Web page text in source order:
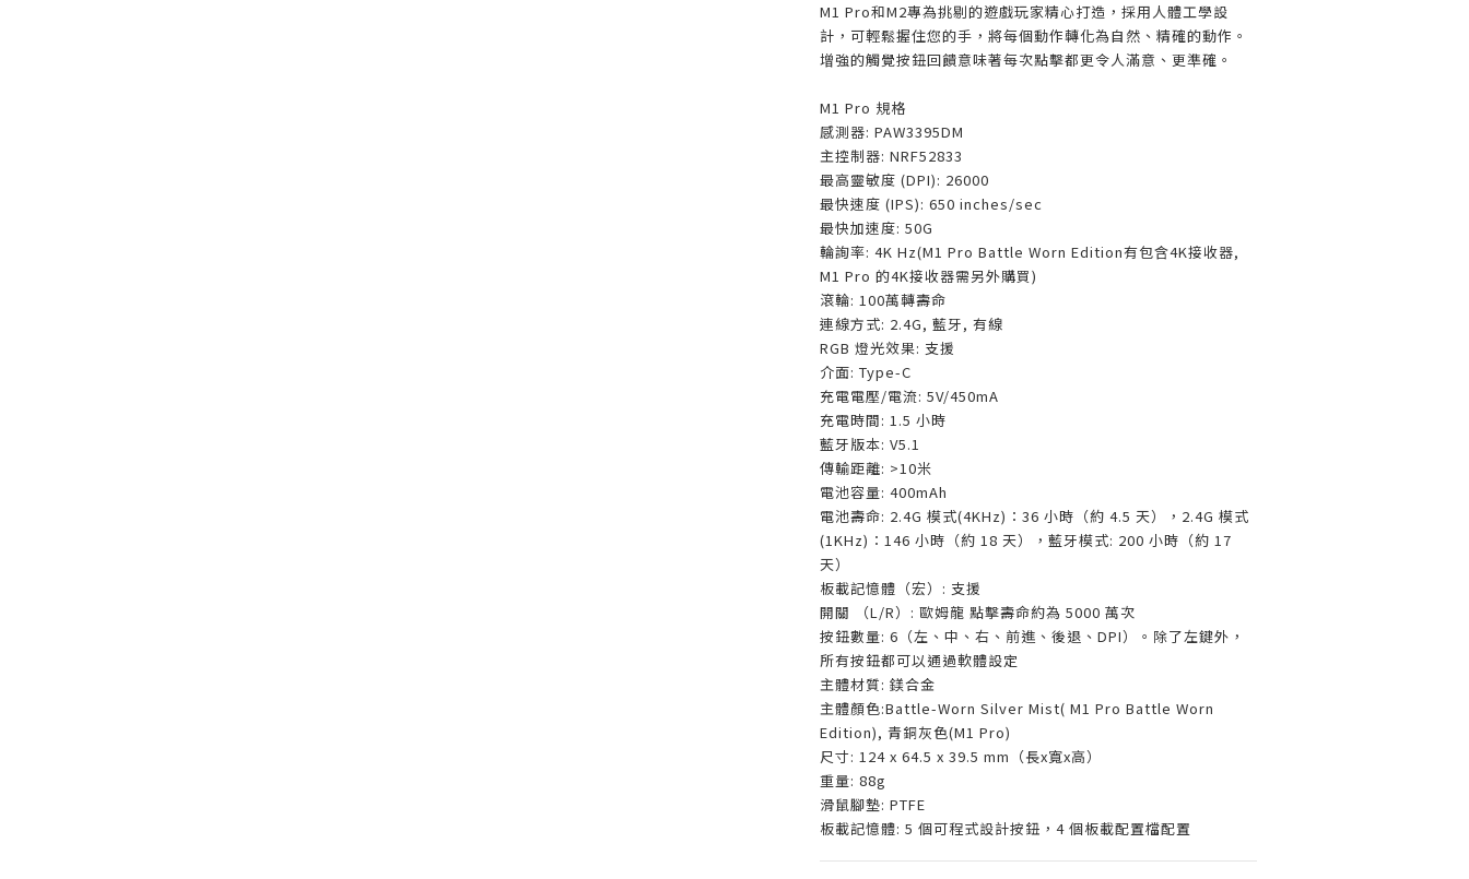
M1 Pro和M2專為挑剔的遊戲玩家精心打造，採用人體工學設
計，可輕鬆握住您的手，將每個動作轉化為自然、精確的動作。
增強的觸覺按鈕回饋意味著每次點擊都更令人滿意、更準確。
M1 Pro 規格
感測器: PAW3395DM
主控制器: NRF52833
最高靈敏度 (DPI): 26000
最快速度 (IPS): 650 inches/sec
最快加速度: 50G
輪詢率: 4K Hz(M1 Pro Battle Worn Edition有包含4K接收器,
M1 Pro 的4K接收器需另外購買)
滾輪: 100萬轉壽命
連線方式: 2.4G, 藍牙, 有線
RGB 燈光效果: 支援
介面: Type-C
充電電壓/電流: 5V/450mA
充電時間: 1.5 小時
藍牙版本: V5.1
傳輸距離: >10米
電池容量: 400mAh
電池壽命: 2.4G 模式(4KHz)：36 小時（約 4.5 天），2.4G 模式
(1KHz)：146 小時（約 18 天），藍牙模式: 200 小時（約 17
天）
板載記憶體（宏）: 支援
開關 （L/R）: 歐姆龍 點擊壽命約為 5000 萬次
按鈕數量: 6（左、中、右、前進、後退、DPI）。除了左鍵外，
所有按鈕都可以通過軟體設定
主體材質: 鎂合金
主體顏色:Battle-Worn Silver Mist( M1 Pro Battle Worn
Edition), 青銅灰色(M1 Pro)
尺寸: 124 x 64.5 x 39.5 mm（長x寬x高）
重量: 88g
滑鼠腳墊: PTFE
板載記憶體: 5 個可程式設計按鈕，4 個板載配置檔配置